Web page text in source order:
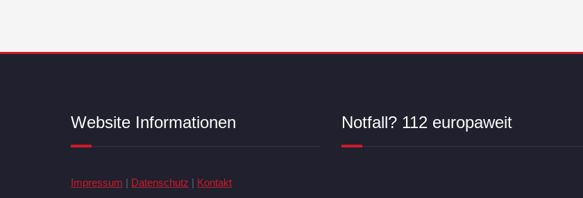
Website Informationen
Impressum | Datenschutz | Kontakt
Notfall? 112 europaweit